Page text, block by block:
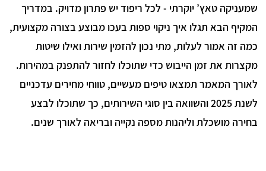
שמעניקה טאץ’ יוקרתי - לכל ריפוד יש פתרון מדויק. במדריך
המקיף הבא תגלו איך ניקוי ספות בעכו מבוצע בצורה מקצועית,
כמה זה אמור לעלות, מתי נכון להזמין שירות ואילו שיטות
מקצרות את זמן הייבוש כדי שתוכלו לחזור להתפנק במהירות.
לאורך המאמר תמצאו טיפים מעשיים, טווחי מחירים עדכניים
לשנת 2025 והשוואה בין סוגי השירותים, כך שתוכלו לבצע
בחירה מושכלת וליהנות מספה נקייה ובריאה לאורך שנים.